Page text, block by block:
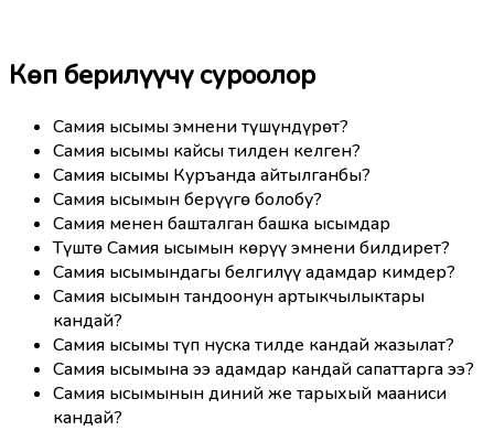
Көп берилүүчү суроолор
Самия ысымы эмнени түшүндүрөт?
Самия ысымы кайсы тилден келген?
Самия ысымы Куръанда айтылганбы?
Самия ысымын берүүгө болобу?
Самия менен башталган башка ысымдар
Түштө Самия ысымын көрүү эмнени билдирет?
Самия ысымындагы белгилүү адамдар кимдер?
Самия ысымын тандоонун артыкчылыктары
кандай?
Самия ысымы түп нуска тилде кандай жазылат?
Самия ысымына ээ адамдар кандай сапаттарга ээ?
Самия ысымынын диний же тарыхый мааниси
кандай?